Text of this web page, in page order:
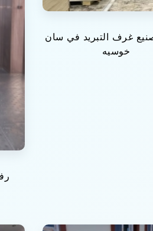
غرف التبريد في سان
خوسيه